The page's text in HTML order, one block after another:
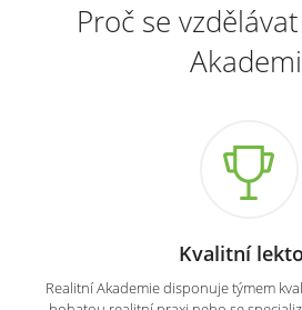
Proč se
Kvalitní
Realitní Akademie disponuje týmem